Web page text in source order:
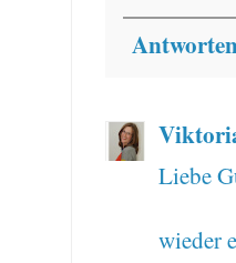
Liebe
wieder